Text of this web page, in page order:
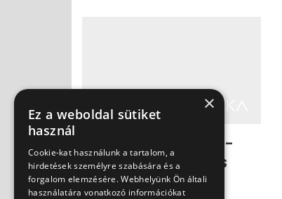
Milliókat érő egészség –
Folytatódik az országos
programsoro...
×
Ez a weboldal sütiket
használ
Cookie-kat használunk a tartalom, a
hirdetések személyre szabására és a
forgalom elemzésére. Webhelyünk Ön általi
használatára vonatkozó információkat